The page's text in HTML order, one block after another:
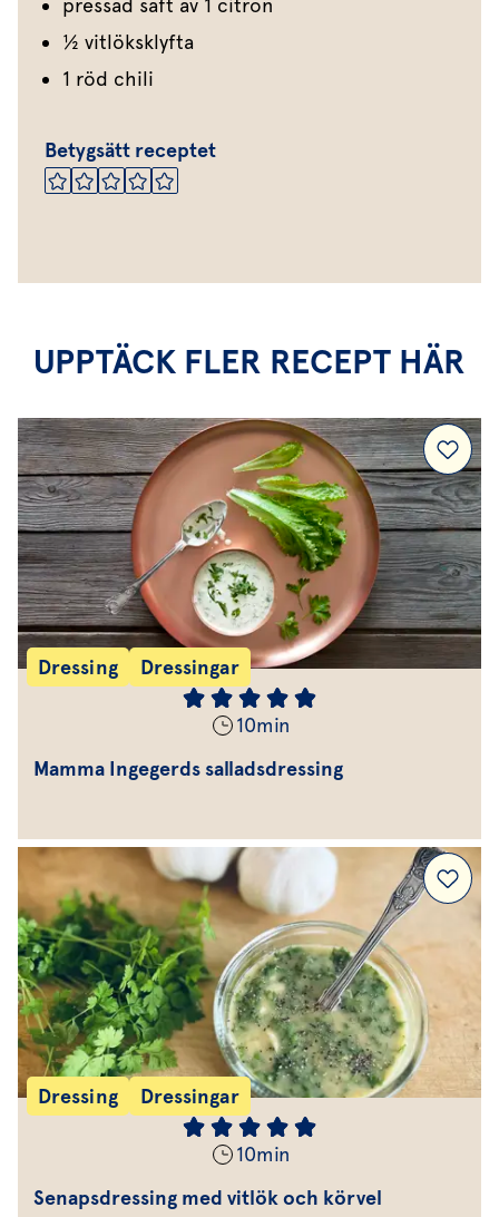
pressad saft av 1 citron
½ vitlöksklyfta
1 röd chili
Betygsätt receptet
UPPTÄCK FLER RECEPT HÄR
Dressing Dressingar
10min
Mamma Ingegerds salladsdressing
Dressing Dressingar
10min
Senapsdressing med vitlök och körvel